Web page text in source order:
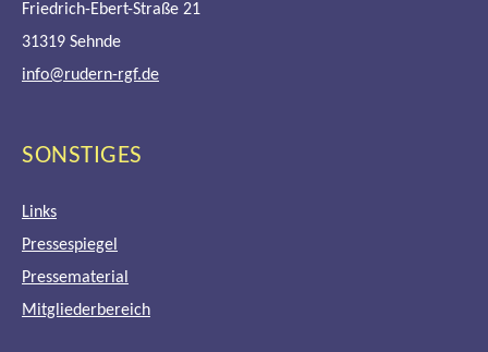
Friedrich-Ebert-Straße 21
31319 Sehnde
info@rudern-rgf.de
SONSTIGES
Links
Pressespiegel
Pressematerial
Mitgliederbereich